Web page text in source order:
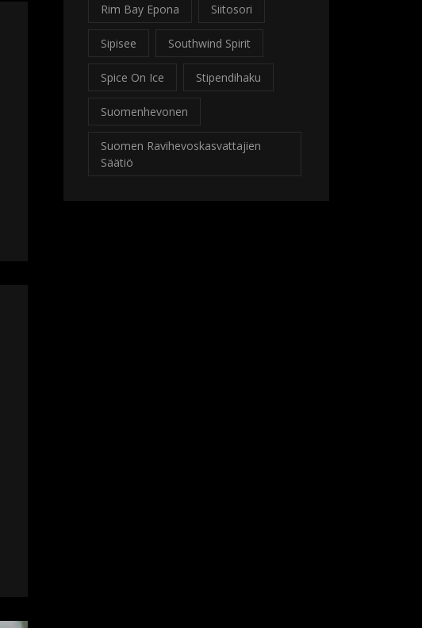
Rim Bay Epona Siitosori
Sipisee Southwind Spirit
Spice On Ice Stipendihaku
Suomenhevonen
Suomen Ravihevoskasvattajien
Säätiö